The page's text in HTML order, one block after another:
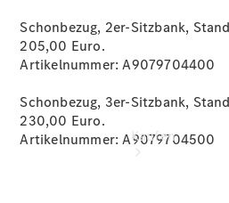
Kaufen
Schonbezug, 2er-Sitzbank,
205,00 Euro.
Artikelnummer: A9079704400
Schonbezug, 3er-Sitzbank,
230,00 Euro.
Artikelnummer: A9079704500